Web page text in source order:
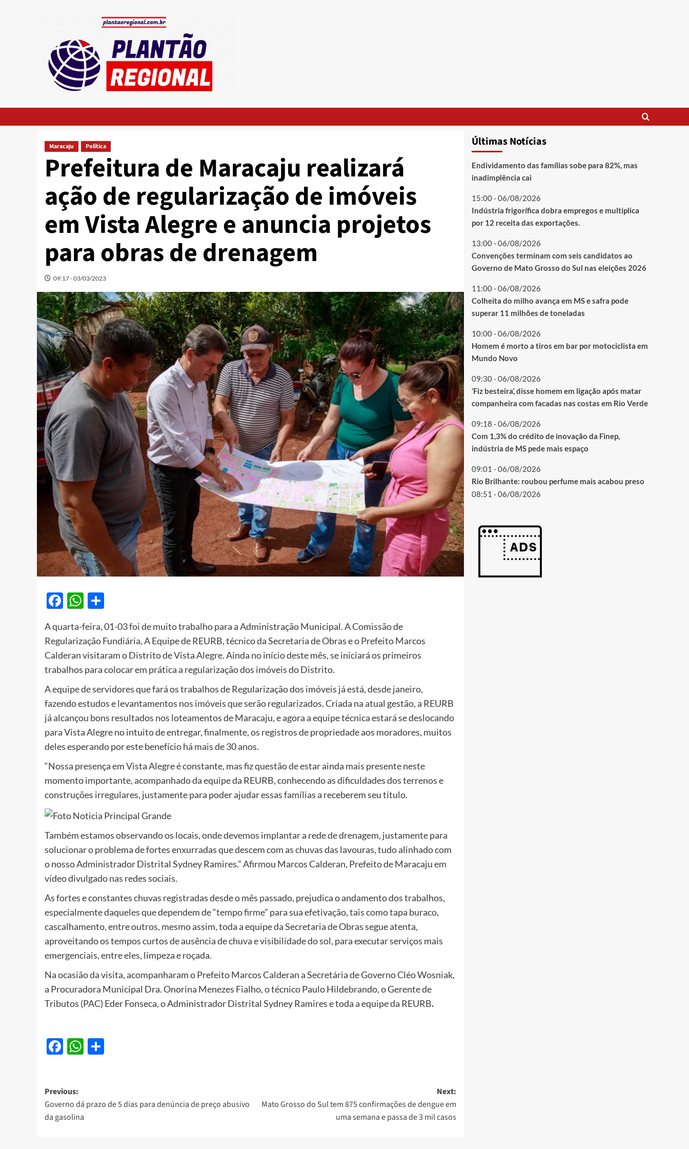
Maracaju Política
Prefeitura de Maracaju realizará
ação de regularização de imóveis
em Vista Alegre e anuncia projetos
para obras de drenagem
09:17 - 03/03/2023
Facebook
WhatsApp
A quarta-feira, 01-03 foi de muito trabalho para a Administração Municipal. A Comissão de
Regularização Fundiária, A Equipe de REURB, técnico da Secretaria de Obras e o Prefeito Marcos
Calderan visitaram o Distrito de Vista Alegre. Ainda no início deste mês, se iniciará os primeiros
trabalhos para colocar em prática a regularização dos imóveis do Distrito.
A equipe de servidores que fará os trabalhos de Regularização dos imóveis já está, desde janeiro,
fazendo estudos e levantamentos nos imóveis que serão regularizados. Criada na atual gestão, a REURB
já alcançou bons resultados nos loteamentos de Maracaju, e agora a equipe técnica estará se deslocando
para Vista Alegre no intuito de entregar, finalmente, os registros de propriedade aos moradores, muitos
deles esperando por este benefício há mais de 30 anos.
“Nossa presença em Vista Alegre é constante, mas fiz questão de estar ainda mais presente neste
momento importante, acompanhado da equipe da REURB, conhecendo as dificuldades dos terrenos e
construções irregulares, justamente para poder ajudar essas famílias a receberem seu título.
Também estamos observando os locais, onde devemos implantar a rede de drenagem, justamente para
solucionar o problema de fortes enxurradas que descem com as chuvas das lavouras, tudo alinhado com
o nosso Administrador Distrital Sydney Ramires.” Afirmou Marcos Calderan, Prefeito de Maracaju em
vídeo divulgado nas redes sociais.
As fortes e constantes chuvas registradas desde o mês passado, prejudica o andamento dos trabalhos,
especialmente daqueles que dependem de “tempo firme” para sua efetivação, tais como tapa buraco,
cascalhamento, entre outros, mesmo assim, toda a equipe da Secretaria de Obras segue atenta,
aproveitando os tempos curtos de ausência de chuva e visibilidade do sol, para executar serviços mais
emergenciais, entre eles, limpeza e roçada.
Na ocasião da visita, acompanharam o Prefeito Marcos Calderan a Secretária de Governo Cléo Wosniak,
a Procuradora Municipal Dra. Onorina Menezes Fialho, o técnico Paulo Hildebrando, o Gerente de
Tributos (PAC) Eder Fonseca, o Administrador Distrital Sydney Ramires e toda a equipe da REURB.
Facebook
WhatsApp
Post
navigation
Previous:
Governo dá prazo de 5 dias para denúncia de preço abusivo
da gasolina
Next:
Mato Grosso do Sul tem 875 confirmações de dengue em
uma semana e passa de 3 mil casos
Últimas Notícias
Endividamento das famílias sobe para 82%, mas
inadimplência cai
15:00 - 06/08/2026
Indústria frigorífica dobra empregos e multiplica
por 12 receita das exportações.
13:00 - 06/08/2026
Convenções terminam com seis candidatos ao
Governo de Mato Grosso do Sul nas eleições 2026
11:00 - 06/08/2026
Colheita do milho avança em MS e safra pode
superar 11 milhões de toneladas
10:00 - 06/08/2026
Homem é morto a tiros em bar por motociclista em
Mundo Novo
09:30 - 06/08/2026
‘Fiz besteira’, disse homem em ligação após matar
companheira com facadas nas costas em Rio Verde
09:18 - 06/08/2026
Com 1,3% do crédito de inovação da Finep,
indústria de MS pede mais espaço
09:01 - 06/08/2026
Rio Brilhante: roubou perfume mais acabou preso
08:51 - 06/08/2026